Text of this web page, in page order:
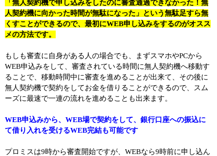
「無人契約機で申し込みをしたのに審査通過できなかった！無
人契約機に向かった時間が無駄になった」という無駄足すら無
くすことができるので、最初にWEB申し込みをするのがオスス
メの方法です。
もしも審査に自身がある人の場合でも、まずスマホやPCから
WEB申込みをして、審査されている時間に無人契約機へ移動す
ることで、移動時間中に審査を進めることが出来て、その後に
無人契約機で契約をしてお金を借りることができるので、スム
ーズに最速で一連の流れを進めることも出来ます。
WEB申込みから、WEB場で契約をして、銀行口座への振込に
て借り入れを受けるWEB完結も可能です
プロミスは9時から審査開始ですが、WEBなら9時前に申し込ん